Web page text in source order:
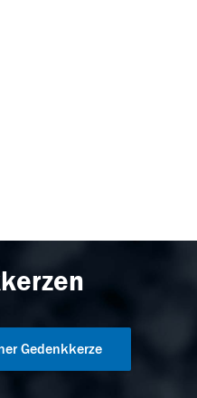
Gedenkkerze